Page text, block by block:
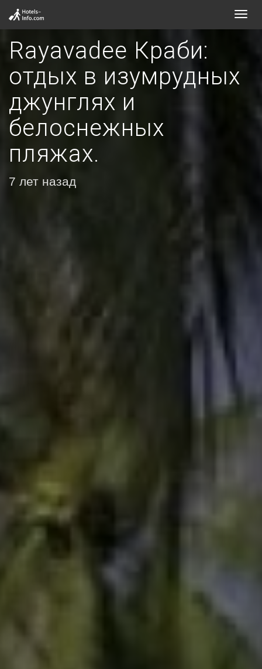
Rayavadee Краби:
отдых в изумрудных
джунглях и
белоснежных
пляжах.
7 лет назад